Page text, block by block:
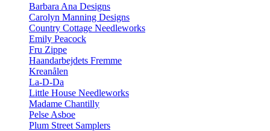
Barbara Ana Designs
Carolyn Manning Designs
Country Cottage Needleworks
Emily Peacock
Fru Zippe
Haandarbejdets Fremme
Kreanålen
La-D-Da
Little House Needleworks
Madame Chantilly
Pelse Asboe
Plum Street Samplers